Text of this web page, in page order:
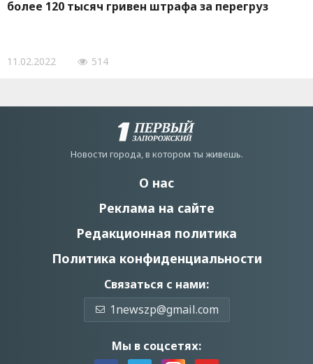
более 120 тысяч гривен штрафа за перегруз
11.02.2022 514
Новости города, в котором ты живешь.
О нас
Реклама на сайте
Редакционная политика
Политика конфиденциальности
Связаться с нами:
1newszp@gmail.com
Мы в соцсетях: